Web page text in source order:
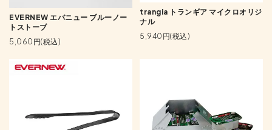
EVERNEW エバニュー ブルーノー
トストーブ
5,060円(税込)
trangia トランギア マイクロオリジ
ナル
5,940円(税込)